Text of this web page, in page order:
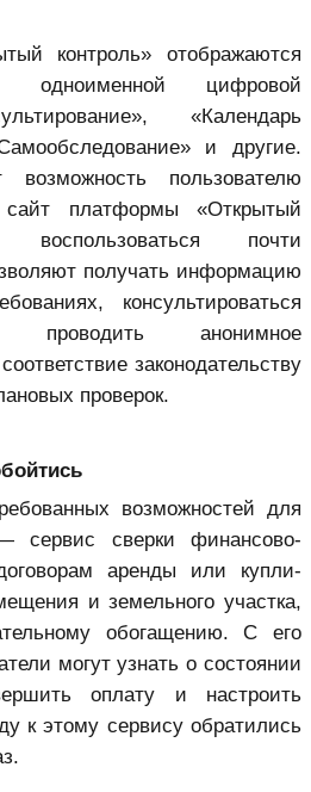
контроль» отображаются
одноименной цифровой
«Календарь
и другие.
пользователю
платформы «Открытый
почти
получать информацию
консультироваться
проводить анонимное
законодательству
проверок.
возможностей для
сервис сверки финансово-
аренды или купли-
и земельного участка,
обогащению. С его
могут узнать о состоянии
оплату и настроить
к этому сервису обратились